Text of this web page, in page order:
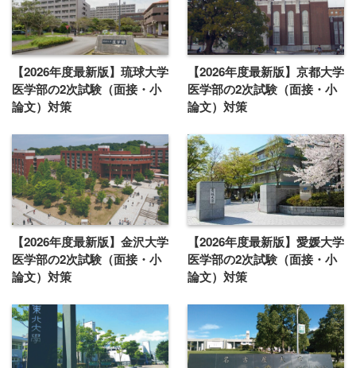
【2026年度最新版】琉球大学
医学部の2次試験（面接・小
論文）対策
【2026年度最新版】京都大学
医学部の2次試験（面接・小
論文）対策
【2026年度最新版】金沢大学
医学部の2次試験（面接・小
論文）対策
【2026年度最新版】愛媛大学
医学部の2次試験（面接・小
論文）対策